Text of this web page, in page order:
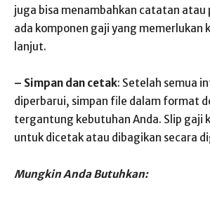
juga bisa menambahkan catatan atau
ada komponen gaji yang memerlukan
lanjut.
– Simpan dan cetak: Setelah semua
diperbarui, simpan file dalam format
tergantung kebutuhan Anda. Slip gaji
untuk dicetak atau dibagikan secara
Mungkin Anda Butuhkan: